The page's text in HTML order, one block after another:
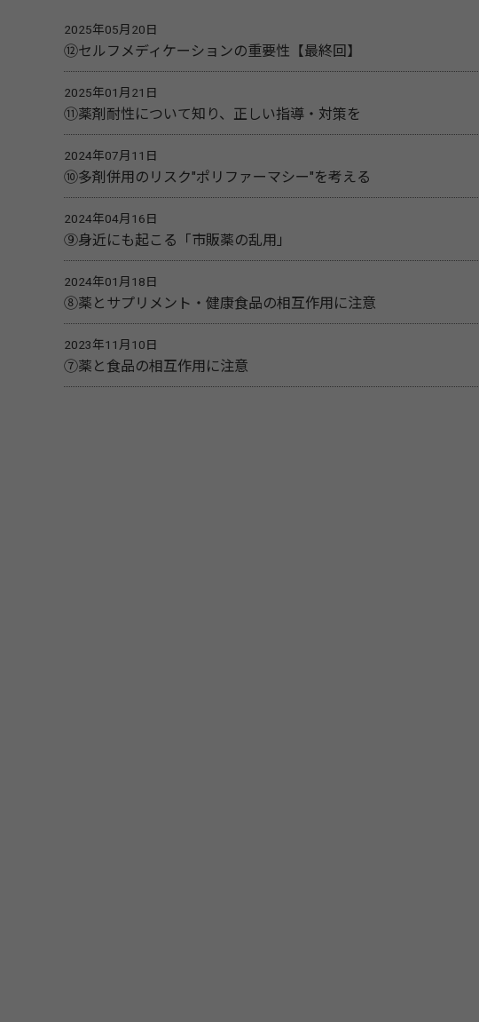
2025年05月20日
⑫セルフメディケーションの重要性【最終回】
2025年01月21日
⑪薬剤耐性について知り、正しい指導・対策を
2024年07月11日
⑩多剤併用のリスク"ポリファーマシー"を考える
2024年04月16日
⑨身近にも起こる「市販薬の乱用」
2024年01月18日
⑧薬とサプリメント・健康食品の相互作用に注意
2023年11月10日
⑦薬と食品の相互作用に注意